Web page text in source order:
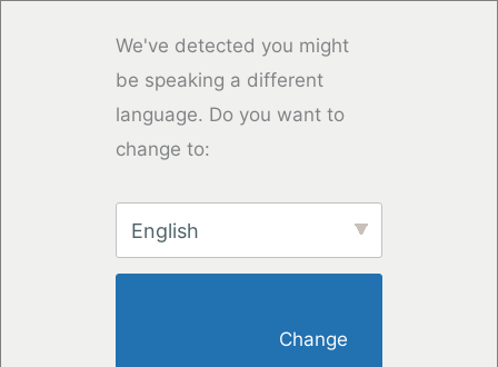
We've detected you might
be speaking a different
language. Do you want to
change to:
English